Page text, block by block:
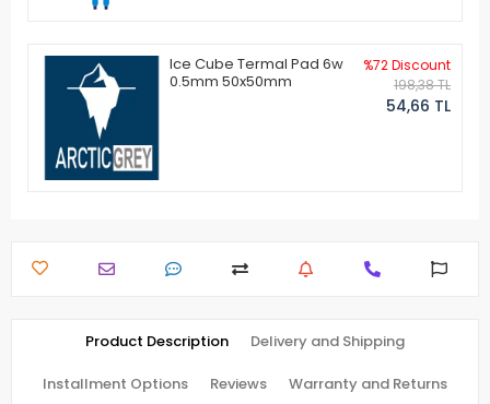
Ice Cube Termal Pad 6w
0.5mm 50x50mm
%72 Discount
198,38 TL
54,66 TL
Product Description Delivery and Shipping
Installment Options Reviews Warranty and Returns